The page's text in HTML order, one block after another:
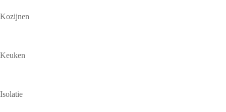
Kozijnen
Keuken
Isolatie